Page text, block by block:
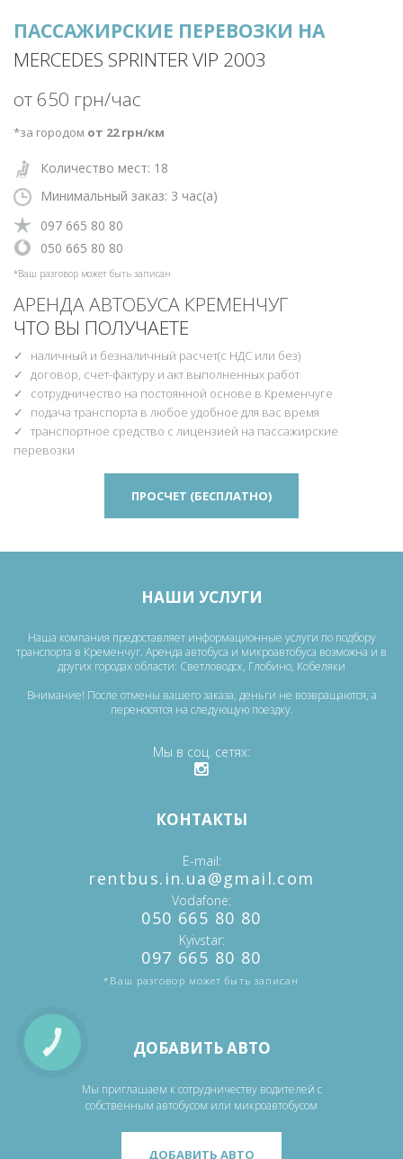
ПАССАЖИРСКИЕ ПЕРЕВОЗКИ НА
MERCEDES SPRINTER VIP 2003
от 650 грн/час
*за городом от 22 грн/км
Количество мест: 18
Минимальный заказ: 3 час(а)
‎097 665 80 80
‎‎050 665 80 80
*Ваш разговор может быть записан
АРЕНДА АВТОБУСА КРЕМЕНЧУГ
ЧТО ВЫ ПОЛУЧАЕТЕ
наличный и безналичный расчет(с НДС или без)
договор, счет-фактуру и акт выполненных работ
сотрудничество на постоянной основе в Кременчуге
подача транспорта в любое удобное для вас время
транспортное средство с лицензией на пассажирские
перевозки
ПРОСЧЕТ (БЕСПЛАТНО)
НАШИ УСЛУГИ
Наша компания предоставляет информационные услуги по подбору
транспорта в Кременчуг. Аренда автобуса и микроавтобуса возможна и в
других городах области: Светловодск, Глобино, Кобеляки
Внимание! После отмены вашего заказа, деньги не возвращаются, а
переносятся на следующую поездку.
Мы в соц. сетях
КОНТАКТЫ
E-mail
‎rentbus.in.ua@gmail.com
Vodafone
‎‎050 665 80 80
Kyivstar
‎097 665 80 80
*Ваш разговор может быть записан
ДОБАВИТЬ АВТО
Мы приглашаем к сотрудничеству водителей с
собственным автобусом или микроавтобусом
ДОБАВИТЬ АВТО
КНОПКА
ЗВ'ЯЗКУ